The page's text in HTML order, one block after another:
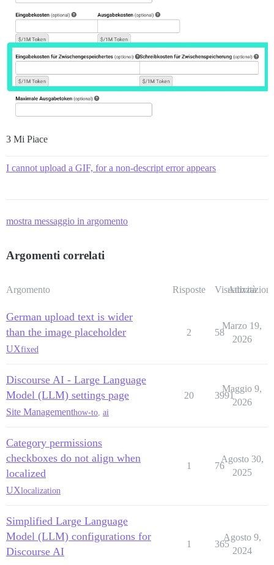
3 Mi Piace
I cannot upload a GIF, for a non-descript error appears
mostra messaggio in argomento
Argomenti correlati
Argomento Risposte Visualizzazioni
Attività
German upload text is wider
than the image placeholder
UXfixed
2 58
Marzo 19,
2026
Discourse AI - Large Language
Model (LLM) settings page
Site Managementhow-to ai
20 3991
Maggio 9,
2026
Category permissions
checkboxes do not align when
localized
UXlocalization
1 76
Agosto 30,
2025
Simplified Large Language
Model (LLM) configurations for
Discourse AI
1 365
Agosto 9,
2024